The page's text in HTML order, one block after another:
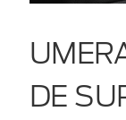
DE